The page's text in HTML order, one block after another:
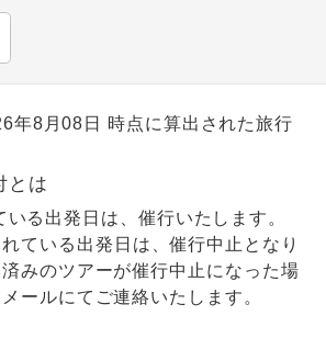
年8月08日 時点に算出された旅行
とは
いる出発日は、催行いたします。
ている出発日は、催行中止となり
みのツアーが催行中止になった場
ールにてご連絡いたします。